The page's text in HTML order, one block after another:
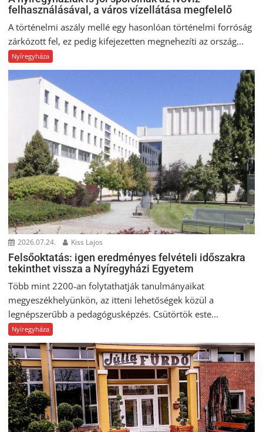
felhasználásával, a város vízellátása megfelelő
A történelmi aszály mellé egy hasonlóan történelmi forróság
zárkózott fel, ez pedig kifejezetten megnehezíti az ország...
Nyíregyháza
2026.07.24. Kiss Lajos
Felsőoktatás: igen eredményes felvételi időszakra
tekinthet vissza a Nyíregyházi Egyetem
Több mint 2200-an folytathatják tanulmányaikat
megyeszékhelyünkön, az itteni lehetőségek közül a
legnépszerűbb a pedagógusképzés. Csütörtök este...
Nyíregyháza